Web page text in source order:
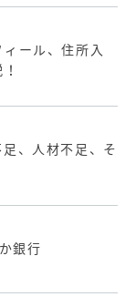
ール、住所入
、人材不足、そ
銀行